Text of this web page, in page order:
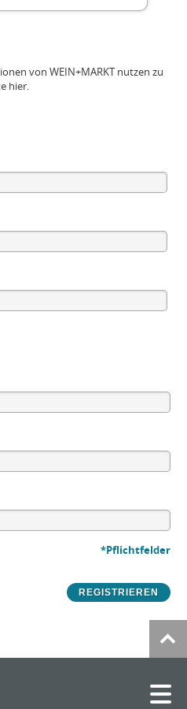
von WEIN+MARKT nutzen zu
hier.
*Pflichtfelder